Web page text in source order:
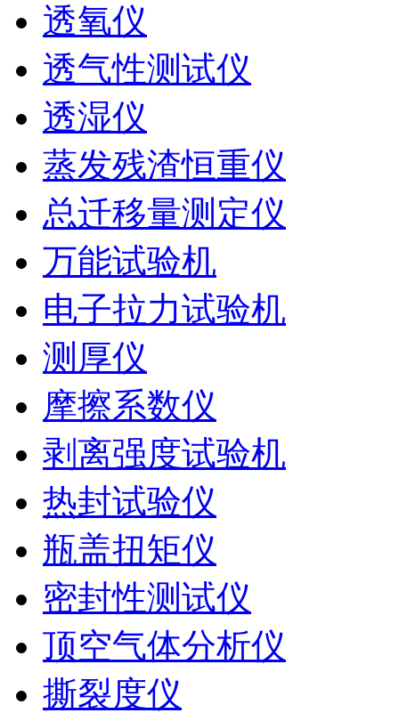
透氧仪
透气性测试仪
透湿仪
蒸发残渣恒重仪
总迁移量测定仪
万能试验机
电子拉力试验机
测厚仪
摩擦系数仪
剥离强度试验机
热封试验仪
瓶盖扭矩仪
密封性测试仪
顶空气体分析仪
撕裂度仪